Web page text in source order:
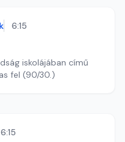
6:15
iskolájában című
fel (90/30.)
6:15